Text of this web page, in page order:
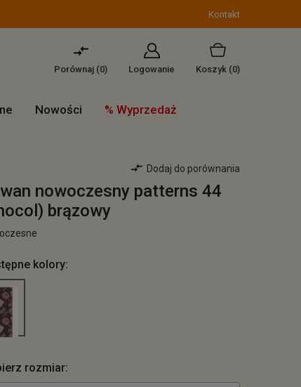
Kontakt
Porównaj (0) Logowanie Koszyk (0)
Nowości % Wyprzedaż
Dodaj do porównania
nowoczesny patterns 44
brązowy
kolory:
rozmiar: